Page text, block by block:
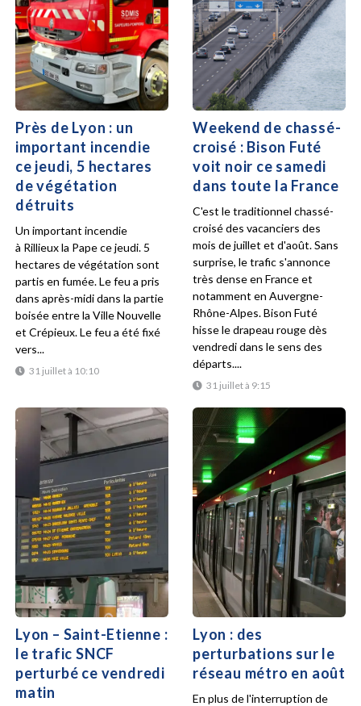
Près de Lyon : un
important incendie
ce jeudi, 5 hectares
de végétation
détruits
31 juillet à 10:10
Un important incendie
à Rillieux la Pape ce jeudi. 5
hectares de végétation sont
partis en fumée. Le feu a pris
dans après-midi dans la partie
boisée entre la Ville Nouvelle
et Crépieux. Le feu a été fixé
vers...
Weekend de chassé-
croisé : Bison Futé
voit noir ce samedi
dans toute la France
31 juillet à 9:15
C'est le traditionnel chassé-
croisé des vacanciers des
mois de juillet et d'août. Sans
surprise, le trafic s'annonce
très dense en France et
notamment en Auvergne-
Rhône-Alpes. Bison Futé
hisse le drapeau rouge dès
vendredi dans le sens des
départs....
Lyon – Saint-Etienne :
le trafic SNCF
perturbé ce vendredi
matin
Lyon : des
perturbations sur le
réseau métro en août
En plus de l'interruption de